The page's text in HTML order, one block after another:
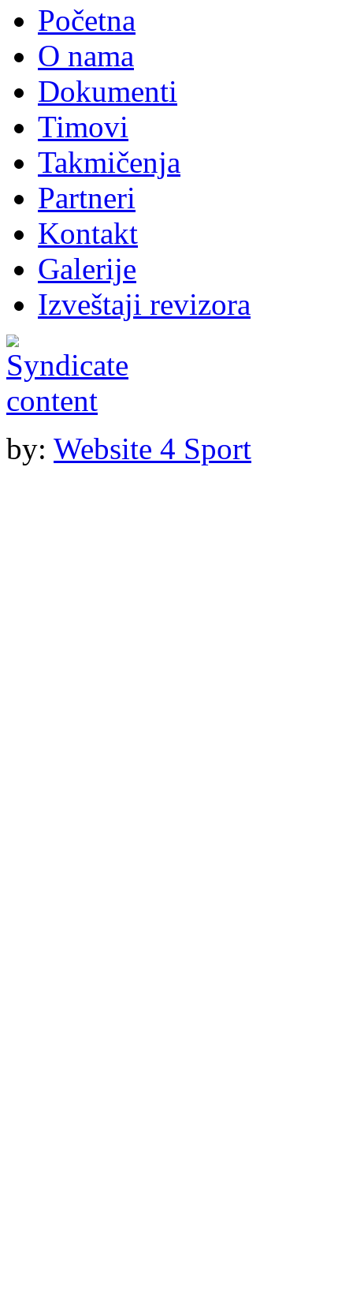
Početna
O nama
Dokumenti
Timovi
Takmičenja
Partneri
Kontakt
Galerije
Izveštaji revizora
by: Website 4 Sport